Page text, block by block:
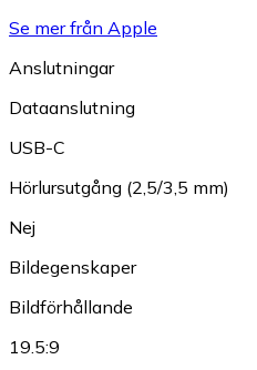
Se mer från Apple
Anslutningar
Dataanslutning
USB-C
Hörlursutgång (2,5/3,5 mm)
Nej
Bildegenskaper
Bildförhållande
19.5:9